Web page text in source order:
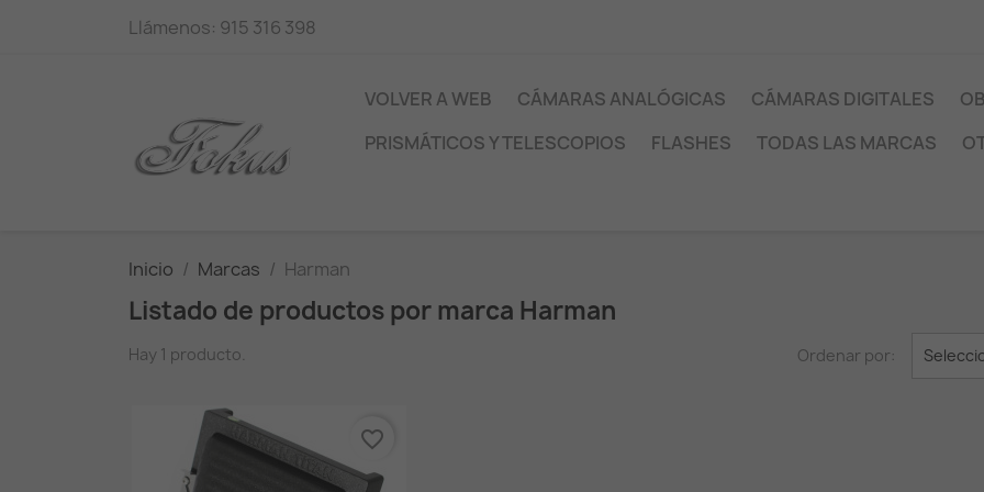
Llámenos: 915 316 398
VOLVER A WEB CÁMARAS ANALÓGICAS CÁMARAS DIGITALES
PRISMÁTICOS Y TELESCOPIOS
FLASHES TODAS LAS MARCAS
Inicio Marcas Harman
Listado de productos por marca Harman
Hay 1 producto. Ordenar por:
favorite_border